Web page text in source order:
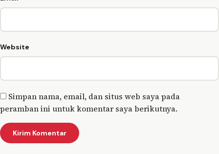
Website
Simpan nama, email, dan situs web saya pada
peramban ini untuk komentar saya berikutnya.